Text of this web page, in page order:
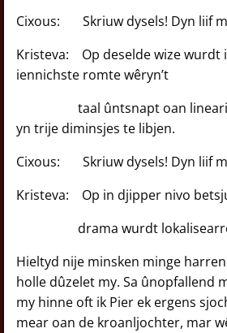
Cixous: Skriuw dysels! Dyn liif
Kristeva: Op deselde wize wurdt
iennichste romte wêryn’t
taal ûntsnapt oan
yn trije diminsjes te libjen.
Cixous: Skriuw dysels! Dyn liif
Kristeva: Op in djipper nivo
drama wurdt lokalisearre
Hieltyd nije minsken minge
holle dûzelet my. Sa ûnopfallend
my hinne oft ik Pier ek ergens
mear oan de kroanljochter, mar